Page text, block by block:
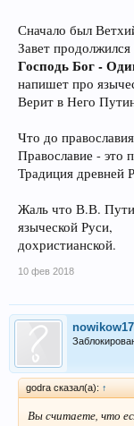
Сначало был
Завет
Господь Бог -
напишет про
Верит в Него
Что до
Православие - это
Традиция древней
Жаль что В.В.
языческой Руси,
дохристианской.
10 фев 2018
nowikow17
godra сказал(а): ↑
Вы считаете, что